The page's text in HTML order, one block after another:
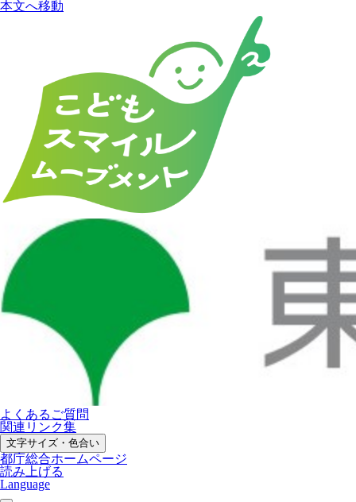
本文へ移動
よくあるご質問
関連リンク集
文字サイズ・色合い
都庁総合ホームページ
読み上げる
Language